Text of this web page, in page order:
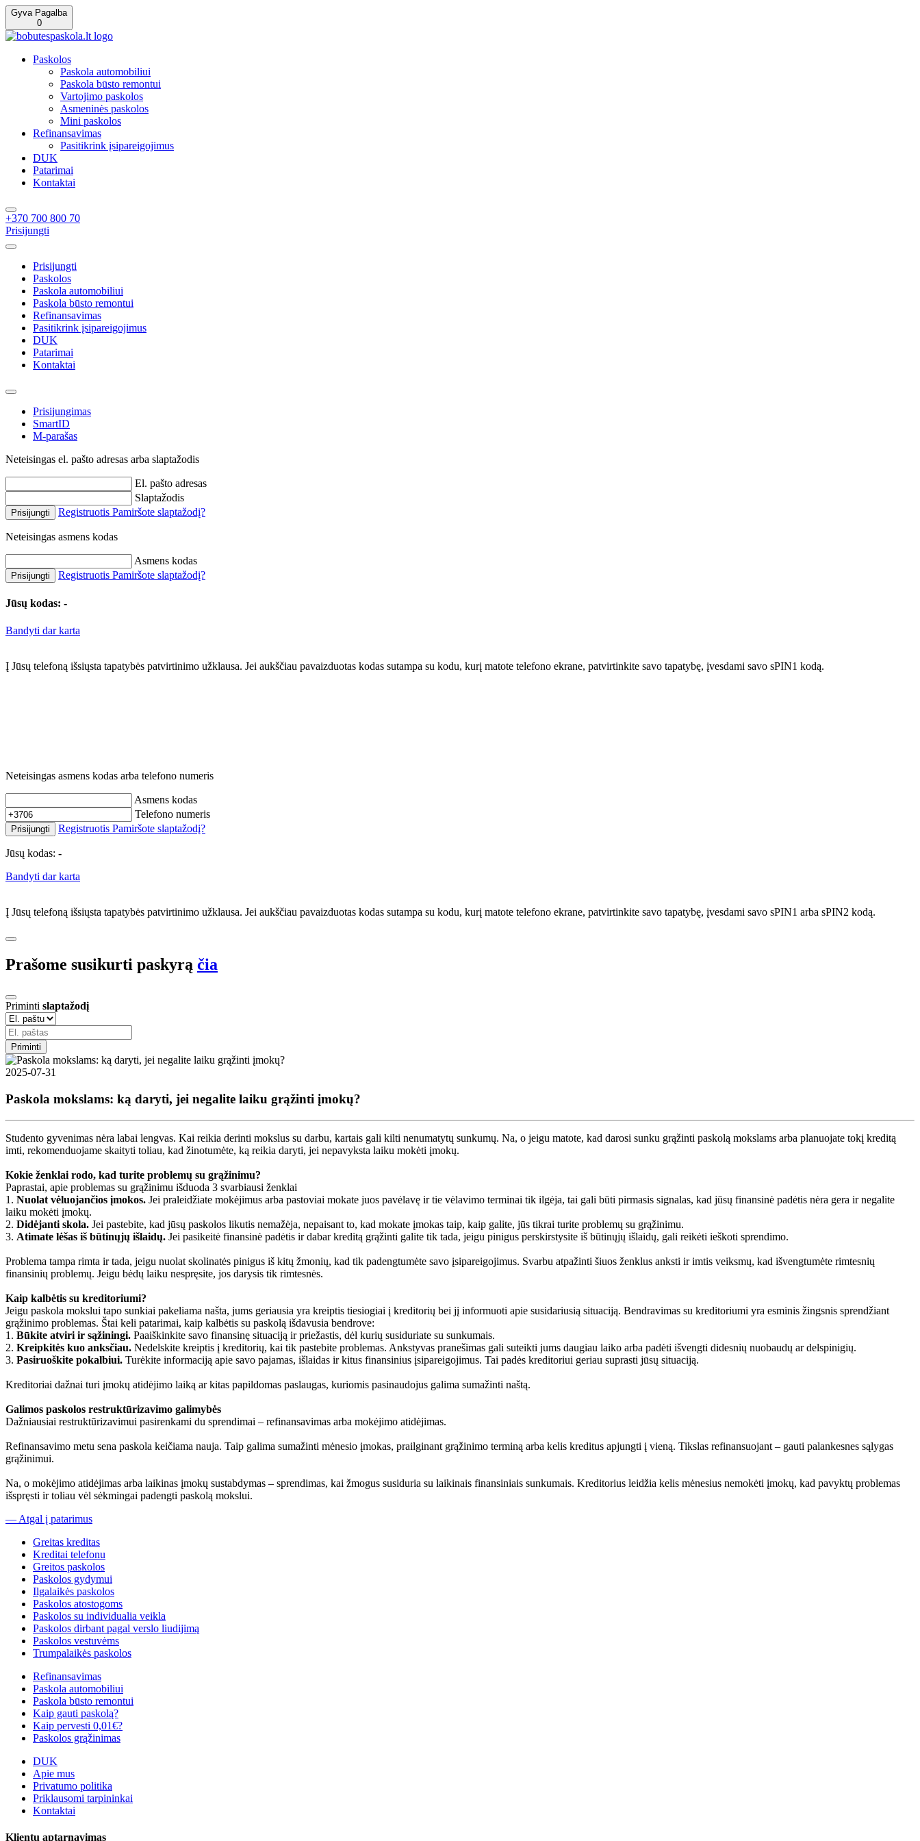
Gyva Pagalba
0
Paskolos
Paskola automobiliui
Paskola būsto remontui
Vartojimo paskolos
Asmeninės paskolos
Mini paskolos
Refinansavimas
Pasitikrink įsipareigojimus
DUK
Patarimai
Kontaktai
+370 700 800 70
Prisijungti
Prisijungti
Paskolos
Paskola automobiliui
Paskola būsto remontui
Refinansavimas
Pasitikrink įsipareigojimus
DUK
Patarimai
Kontaktai
Prisijungimas
SmartID
M-parašas
Neteisingas el. pašto adresas arba slaptažodis
El. pašto adresas
Slaptažodis
Prisijungti Registruotis Pamiršote slaptažodį?
Neteisingas asmens kodas
Asmens kodas
Prisijungti Registruotis Pamiršote slaptažodį?
Jūsų kodas: -
Bandyti dar karta
Į Jūsų telefoną išsiųsta tapatybės patvirtinimo užklausa. Jei aukščiau pavaizduotas kodas sutampa su kodu, kurį matote telefono ekrane, patvirtinkite savo tapatybę, įvesdami savo sPIN1 kodą.
Neteisingas asmens kodas arba telefono numeris
Asmens kodas
Telefono numeris
Prisijungti Registruotis Pamiršote slaptažodį?
Jūsų kodas: -
Bandyti dar karta
Į Jūsų telefoną išsiųsta tapatybės patvirtinimo užklausa. Jei aukščiau pavaizduotas kodas sutampa su kodu, kurį matote telefono ekrane, patvirtinkite savo tapatybę, įvesdami savo sPIN1 arba sPIN2 kodą.
Prašome susikurti paskyrą čia
Priminti slaptažodį
Priminti
2025-07-31
Paskola mokslams: ką daryti, jei negalite laiku grąžinti įmokų?
Studento gyvenimas nėra labai lengvas. Kai reikia derinti mokslus su darbu, kartais gali kilti nenumatytų sunkumų. Na, o jeigu matote, kad darosi sunku grąžinti paskolą mokslams arba planuojate tokį kreditą
imti, rekomenduojame skaityti toliau, kad žinotumėte, ką reikia daryti, jei nepavyksta laiku mokėti įmokų.
Kokie ženklai rodo, kad turite problemų su grąžinimu?
Paprastai, apie problemas su grąžinimu išduoda 3 svarbiausi ženklai
1. Nuolat vėluojančios įmokos. Jei praleidžiate mokėjimus arba pastoviai mokate juos pavėlavę ir tie vėlavimo terminai tik ilgėja, tai gali būti pirmasis signalas, kad jūsų finansinė padėtis nėra gera ir negalite
laiku mokėti įmokų.
2. Didėjanti skola. Jei pastebite, kad jūsų paskolos likutis nemažėja, nepaisant to, kad mokate įmokas taip, kaip galite, jūs tikrai turite problemų su grąžinimu.
3. Atimate lėšas iš būtinųjų išlaidų. Jei pasikeitė finansinė padėtis ir dabar kreditą grąžinti galite tik tada, jeigu pinigus perskirstysite iš būtinųjų išlaidų, gali reikėti ieškoti sprendimo.
Problema tampa rimta ir tada, jeigu nuolat skolinatės pinigus iš kitų žmonių, kad tik padengtumėte savo įsipareigojimus. Svarbu atpažinti šiuos ženklus anksti ir imtis veiksmų, kad išvengtumėte rimtesnių
finansinių problemų. Jeigu bėdų laiku nespręsite, jos darysis tik rimtesnės.
Kaip kalbėtis su kreditoriumi?
Jeigu paskola mokslui tapo sunkiai pakeliama našta, jums geriausia yra kreiptis tiesiogiai į kreditorių bei jį informuoti apie susidariusią situaciją. Bendravimas su kreditoriumi yra esminis žingsnis sprendžiant
grąžinimo problemas. Štai keli patarimai, kaip kalbėtis su paskolą išdavusia bendrove:
1. Būkite atviri ir sąžiningi. Paaiškinkite savo finansinę situaciją ir priežastis, dėl kurių susiduriate su sunkumais.
2. Kreipkitės kuo anksčiau. Nedelskite kreiptis į kreditorių, kai tik pastebite problemas. Ankstyvas pranešimas gali suteikti jums daugiau laiko arba padėti išvengti didesnių nuobaudų ar delspinigių.
3. Pasiruoškite pokalbiui. Turėkite informaciją apie savo pajamas, išlaidas ir kitus finansinius įsipareigojimus. Tai padės kreditoriui geriau suprasti jūsų situaciją.
Kreditoriai dažnai turi įmokų atidėjimo laiką ar kitas papildomas paslaugas, kuriomis pasinaudojus galima sumažinti naštą.
Galimos paskolos restruktūrizavimo galimybės
Dažniausiai restruktūrizavimui pasirenkami du sprendimai – refinansavimas arba mokėjimo atidėjimas.
Refinansavimo metu sena paskola keičiama nauja. Taip galima sumažinti mėnesio įmokas, prailginant grąžinimo terminą arba kelis kreditus apjungti į vieną. Tikslas refinansuojant – gauti palankesnes sąlygas
grąžinimui.
Na, o mokėjimo atidėjimas arba laikinas įmokų sustabdymas – sprendimas, kai žmogus susiduria su laikinais finansiniais sunkumais. Kreditorius leidžia kelis mėnesius nemokėti įmokų, kad pavyktų problemas
išspręsti ir toliau vėl sėkmingai padengti paskolą mokslui.
— Atgal į patarimus
Greitas kreditas
Kreditai telefonu
Greitos paskolos
Paskolos gydymui
Ilgalaikės paskolos
Paskolos atostogoms
Paskolos su individualia veikla
Paskolos dirbant pagal verslo liudijimą
Paskolos vestuvėms
Trumpalaikės paskolos
Refinansavimas
Paskola automobiliui
Paskola būsto remontui
Kaip gauti paskolą?
Kaip pervesti 0,01€?
Paskolos grąžinimas
DUK
Apie mus
Privatumo politika
Priklausomi tarpininkai
Kontaktai
Klientų aptarnavimas